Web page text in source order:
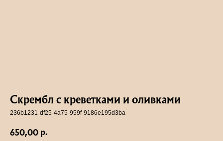
Скрембл с креветками и оливками
236b1231-df25-4a75-959f-9186e195d3ba
650,00 р.